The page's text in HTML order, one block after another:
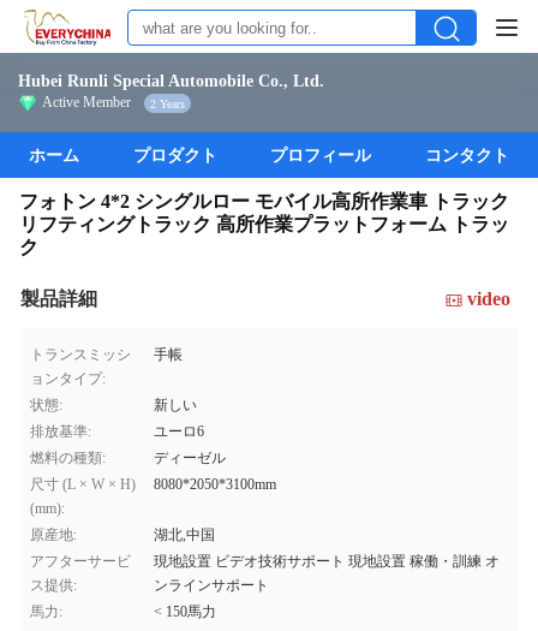
Hubei Runli Special Automobile Co., Ltd.
Active Member 2 Years
ホーム プロダクト プロフィール コンタクト
フォトン 4*2 シングルロー モバイル高所作業車 トラック
リフティングトラック 高所作業プラットフォーム トラッ
ク
製品詳細 video
トランスミッシ
ョンタイプ:
手帳
状態:
新しい
排放基準:
ユーロ6
燃料の種類:
ディーゼル
尺寸 (L × W × H)
(mm):
8080*2050*3100mm
原産地:
湖北,中国
アフターサービ
ス提供:
現地設置 ビデオ技術サポート 現地設置 稼働・訓練 オ
ンラインサポート
馬力:
< 150馬力